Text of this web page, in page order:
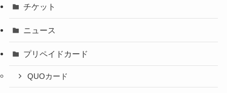
チケット
ニュース
プリペイドカード
QUOカード